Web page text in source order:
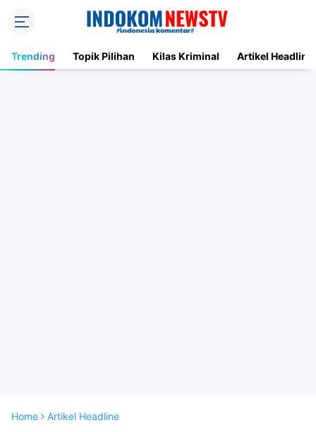
Trending Topik Pilihan Kilas Kriminal Artikel Headline
Home Artikel Headline